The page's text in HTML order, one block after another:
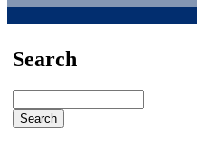
Search